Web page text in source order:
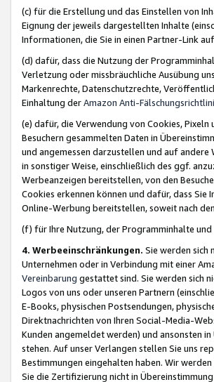
(c) für die Erstellung und das Einstellen von
Eignung der jeweils dargestellten Inhalte
Informationen, die Sie in einen Partner-Link
(d) dafür, dass die Nutzung der
Verletzung oder missbräuchliche Ausübung
Markenrechte, Datenschutzrechte,
Einhaltung derAmazon Anti-
(e) dafür, die Verwendung von Cookies,
Besuchern gesammelten Daten in
und angemessen darzustellen und auf
in sonstiger Weise, einschließlich des ggf.
Werbeanzeigen bereitstellen, von den
Cookies erkennen können und dafür, dass
Online-Werbung bereitstellen, soweit nach
(f) für Ihre Nutzung, der Programminhalte
4. Werbeeinschränkungen. Sie werden sich
Unternehmen oder in Verbindung mit einer
Vereinbarung gestattet sind. Sie werden sich
Logos von uns oder unseren Partnern
E-Books, physischen Postsendungen,
Direktnachrichten von Ihren Social-Media-
Kunden angemeldet werden) und ansonsten
stehen. Auf unser Verlangen stellen Sie uns
Bestimmungen eingehalten haben. Wir
Sie die Zertifizierung nicht in